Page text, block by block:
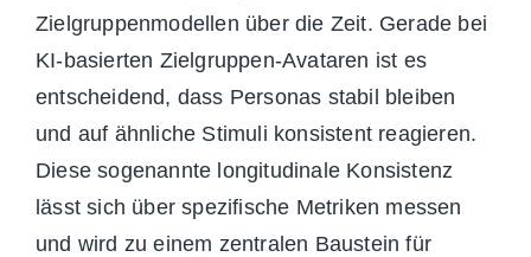
Zielgruppenmodellen über die Zeit. Gerade bei
KI-basierten Zielgruppen-Avataren ist es
entscheidend, dass Personas stabil bleiben
und auf ähnliche Stimuli konsistent reagieren.
Diese sogenannte longitudinale Konsistenz
lässt sich über spezifische Metriken messen
und wird zu einem zentralen Baustein für